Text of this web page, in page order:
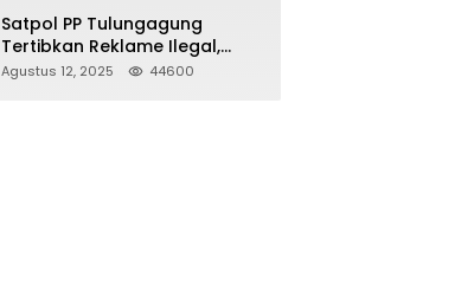
Satpol PP Tulungagung
Tertibkan Reklame Ilegal,
Wujudkan Kota yang Rapi
Agustus 12, 2025 44600